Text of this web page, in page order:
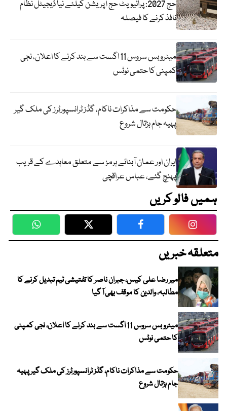
حج 2027: پرائیویٹ حج آپریشن کیلئے نیا ڈیجیٹل نظام
نافذ کرنے کا فیصلہ
میٹرو بس سروس 11 اگست سے بند کرنے کا اعلان، نجی
کمپنی کا حتمی نوٹس
حکومت سے مذاکرات ناکام، گڈز ٹرانسپورٹرز کی ملک گیر
پہیہ جام ہڑتال شروع
ایران اور عمان آبنائے ہرمز سے متعلق معاہدے کے قریب
پہنچ گئے، عباس عراقچی
ہمیں فالو کریں
WhatsApp Twitter Facebook
متعلقہ خبریں
میر رضا علی کیس، جبران ناصر کا تفتیشی ٹیم تبدیل کرنے کا
مطالبہ، والدین کا موقف بھی آ گیا
میٹرو بس سروس 11 اگست سے بند کرنے کا اعلان، نجی کمپنی
کا حتمی نوٹس
حکومت سے مذاکرات ناکام، گڈز ٹرانسپورٹرز کی ملک گیر پہیہ
جام ہڑتال شروع